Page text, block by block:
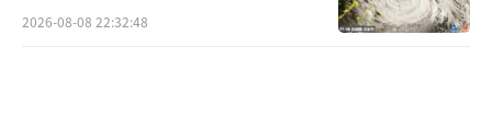
2026-08-08 22:32:48